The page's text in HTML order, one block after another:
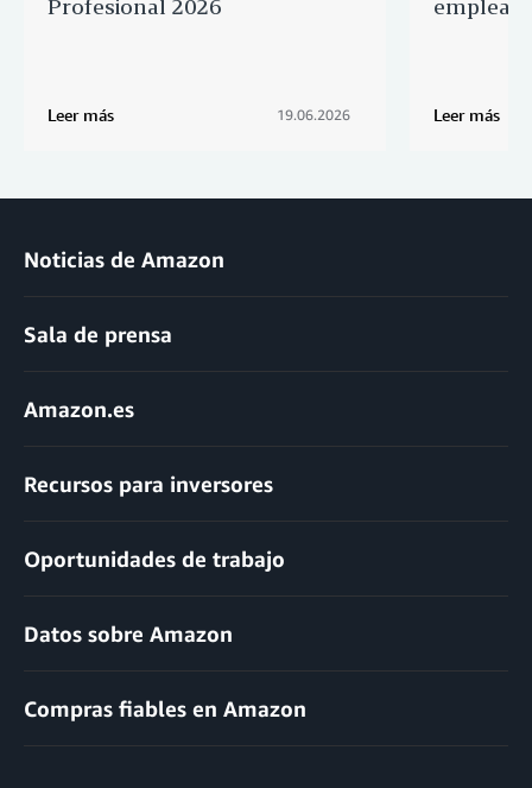
Profesional 2026
Leer más 19.06.2026 Leer más
Noticias de Amazon
Sala de prensa
Amazon.es
Recursos para inversores
Oportunidades de trabajo
Datos sobre Amazon
Compras fiables en Amazon